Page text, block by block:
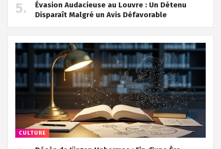
Évasion Audacieuse au Louvre : Un Détenu
Disparaît Malgré un Avis Défavorable
CULTURE